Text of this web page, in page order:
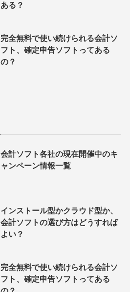
ある？
完全無料で使い続けられる会計ソ
フト、確定申告ソフトってある
の？
会計ソフト各社の現在開催中のキ
ャンペーン情報一覧
インストール型かクラウド型か、
会計ソフトの選び方はどうすれば
よい？
完全無料で使い続けられる会計ソ
フト、確定申告ソフトってある